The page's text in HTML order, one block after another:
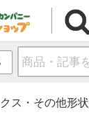
ス・その他形状